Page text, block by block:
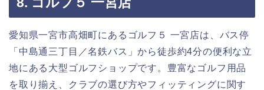
愛知県一宮市高畑町にあるゴルフ５ 一宮店は、バス停
「中島通三丁目／名鉄バス」から徒歩約4分の便利な立
地にある大型ゴルフショップです。豊富なゴルフ用品
を取り揃え、クラブの選び方やフィッティングに関す